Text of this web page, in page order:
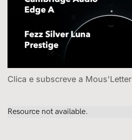
Clica e subscreve a Mous'Letter